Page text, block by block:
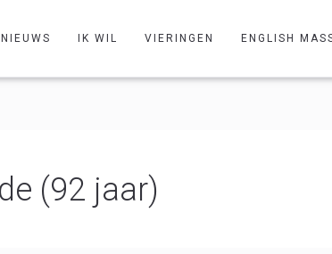
NIEUWS IK WIL VIERINGEN ENGLISH
(92 jaar)